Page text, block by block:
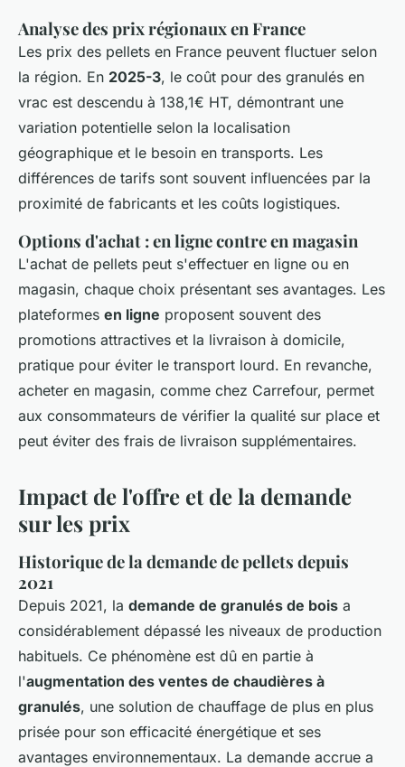
Analyse des prix régionaux en France
Les prix des pellets en France peuvent fluctuer selon
la région. En 2025-3, le coût pour des granulés en
vrac est descendu à 138,1€ HT, démontrant une
variation potentielle selon la localisation
géographique et le besoin en transports. Les
différences de tarifs sont souvent influencées par la
proximité de fabricants et les coûts logistiques.
Options d'achat : en ligne contre en magasin
L'achat de pellets peut s'effectuer en ligne ou en
magasin, chaque choix présentant ses avantages. Les
plateformes en ligne proposent souvent des
promotions attractives et la livraison à domicile,
pratique pour éviter le transport lourd. En revanche,
acheter en magasin, comme chez Carrefour, permet
aux consommateurs de vérifier la qualité sur place et
peut éviter des frais de livraison supplémentaires.
Impact de l'offre et de la demande
sur les prix
Historique de la demande de pellets depuis
2021
Depuis 2021, la demande de granulés de bois a
considérablement dépassé les niveaux de production
habituels. Ce phénomène est dû en partie à
l'augmentation des ventes de chaudières à
granulés, une solution de chauffage de plus en plus
prisée pour son efficacité énergétique et ses
avantages environnementaux. La demande accrue a